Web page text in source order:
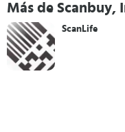
Más de Scanbuy,
ScanLife